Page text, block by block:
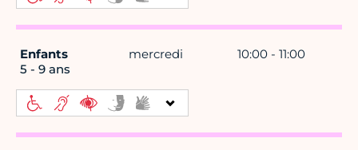
Enfants
5 - 9 ans
mercredi 10:00 - 11:00